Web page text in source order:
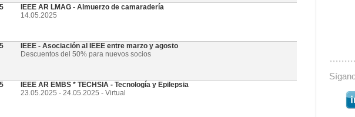
IEEE AR LMAG - Almuerzo de camaradería
14.05.2025
IEEE - Asociación al IEEE entre marzo y agosto
Descuentos del 50% para nuevos socios
IEEE AR EMBS * TECHSIA - Tecnología y Epilepsia
23.05.2025 - 24.05.2025 - Virtual